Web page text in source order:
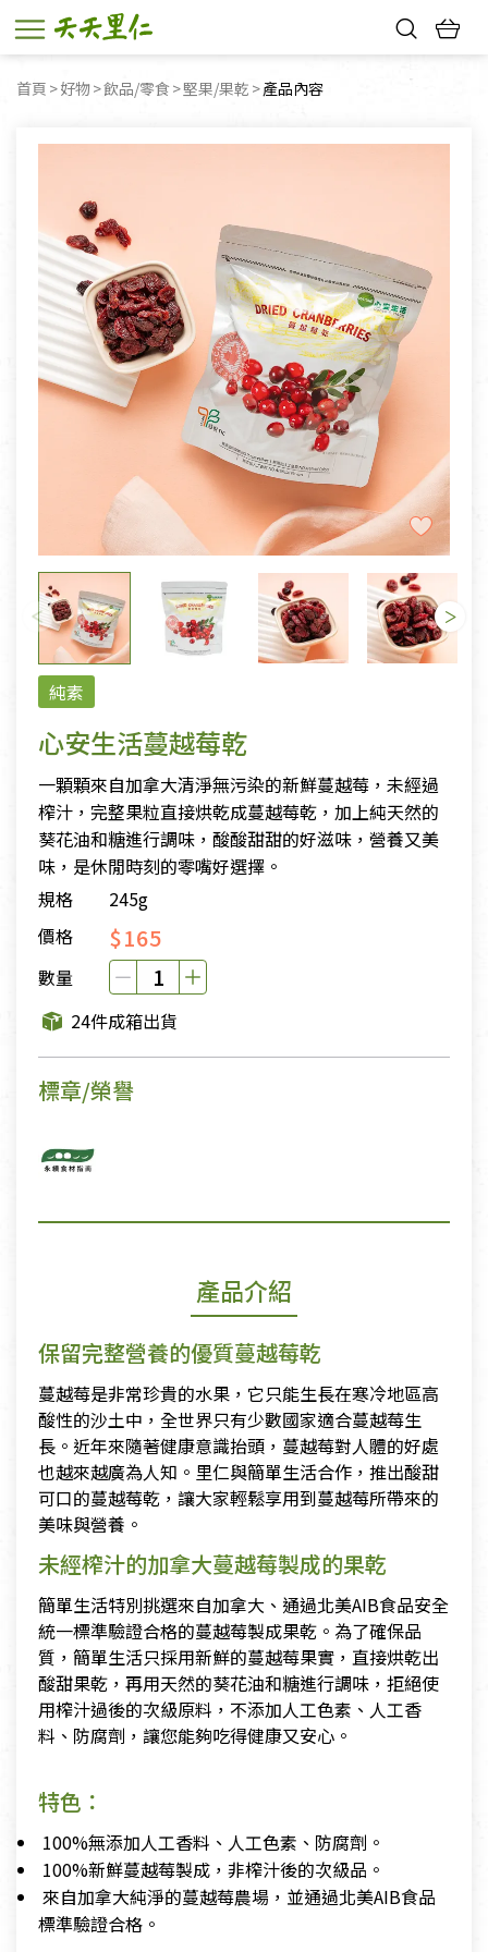
首頁 好物 飲品/零食 堅果/果乾 目前頁面：
產品內容
純素
心安生活蔓越莓乾
一顆顆來自加拿大清淨無污染的新鮮蔓越莓，未經過
榨汁，完整果粒直接烘乾成蔓越莓乾，加上純天然的
葵花油和糖進行調味，酸酸甜甜的好滋味，營養又美
味，是休閒時刻的零嘴好選擇。
規格
245g
價格
$165
數量
24件成箱出貨
標章/榮譽
產品介紹
保留完整營養的優質蔓越莓乾
蔓越莓是非常珍貴的水果，它只能生長在寒冷地區高
酸性的沙土中，全世界只有少數國家適合蔓越莓生
長。近年來隨著健康意識抬頭，蔓越莓對人體的好處
也越來越廣為人知。里仁與簡單生活合作，推出酸甜
可口的蔓越莓乾，讓大家輕鬆享用到蔓越莓所帶來的
美味與營養。
未經榨汁的加拿大蔓越莓製成的果乾
簡單生活特別挑選來自加拿大、通過北美AIB食品安全
統一標準驗證合格的蔓越莓製成果乾。為了確保品
質，簡單生活只採用新鮮的蔓越莓果實，直接烘乾出
酸甜果乾，再用天然的葵花油和糖進行調味，拒絕使
用榨汁過後的次級原料，不添加人工色素、人工香
料、防腐劑，讓您能夠吃得健康又安心。
特色：
100%無添加人工香料、人工色素、防腐劑。
​ 100%新鮮蔓越莓製成，非榨汁後的次級品。
​ 來自加拿大純淨的蔓越莓農場，並通過北美AIB食品
標準驗證合格。